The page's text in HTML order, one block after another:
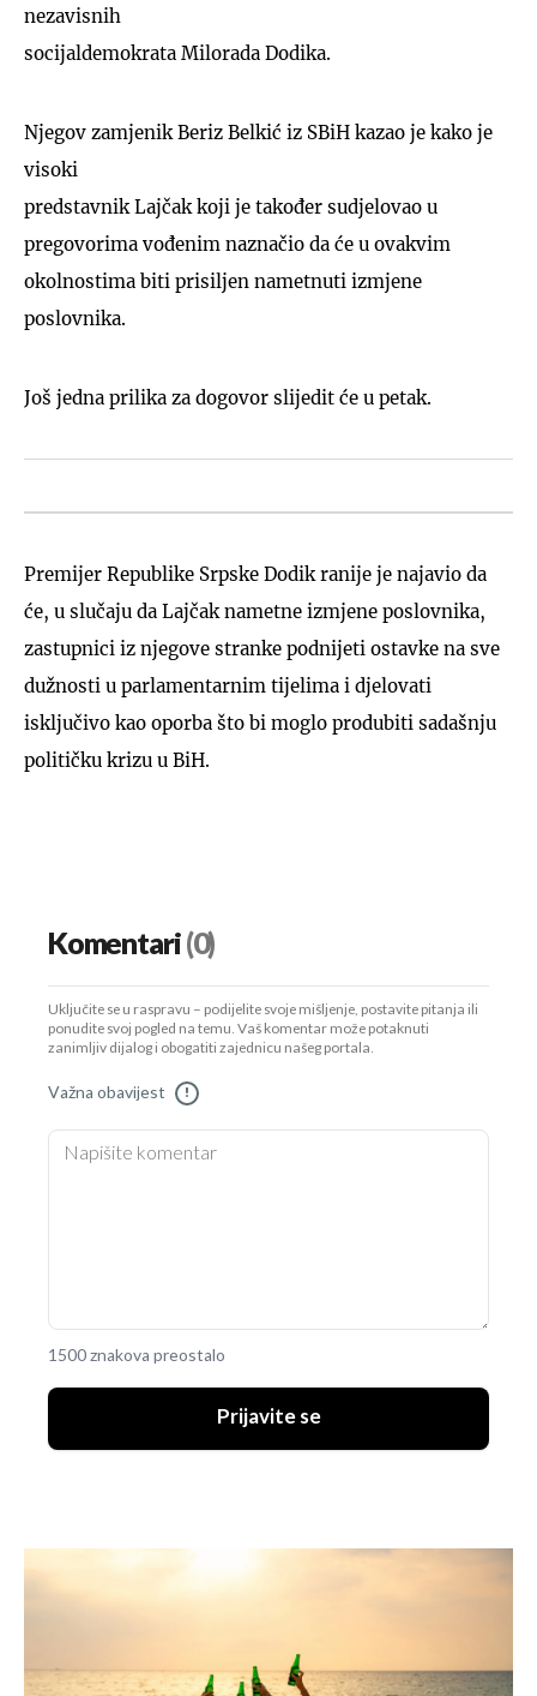
nezavisnih
socijaldemokrata Milorada Dodika.
Njegov zamjenik Beriz Belkić iz SBiH kazao je kako je
visoki
predstavnik Lajčak koji je također sudjelovao u
pregovorima vođenim naznačio da će u ovakvim
okolnostima biti prisiljen nametnuti izmjene
poslovnika.
Još jedna prilika za dogovor slijedit će u petak.
Premijer Republike Srpske Dodik ranije je najavio da
će, u slučaju da Lajčak nametne izmjene poslovnika,
zastupnici iz njegove stranke podnijeti ostavke na sve
dužnosti u parlamentarnim tijelima i djelovati
isključivo kao oporba što bi moglo produbiti sadašnju
političku krizu u BiH.
Komentari(0)
Uključite se u raspravu – podijelite svoje mišljenje, postavite pitanja ili
ponudite svoj pogled na temu. Vaš komentar može potaknuti
zanimljiv dijalog i obogatiti zajednicu našeg portala.
Važna obavijest !
1500 znakova preostalo
Prijavite se